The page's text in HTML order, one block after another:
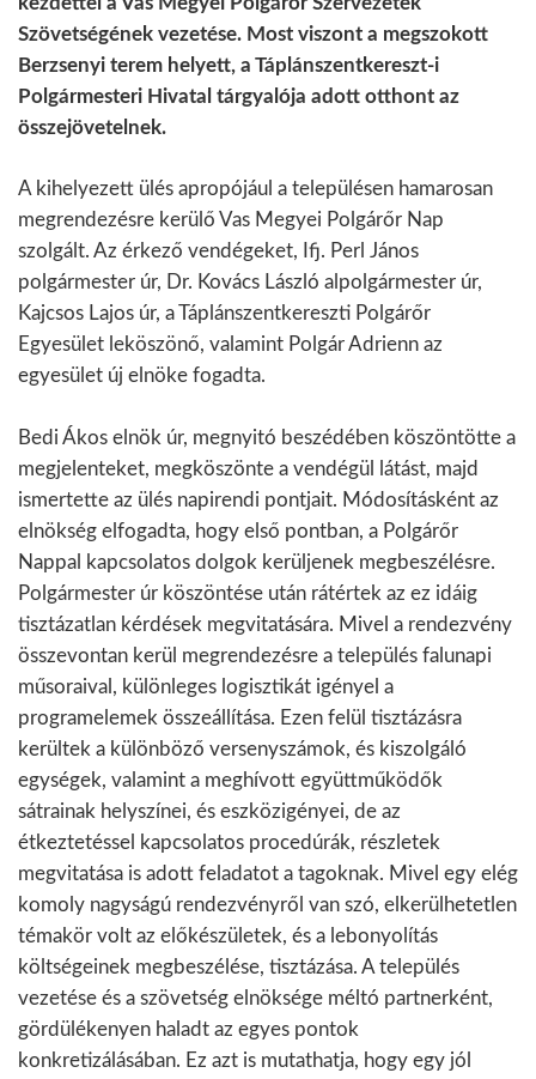
Szövetségének vezetése. Most viszont a megszokott
Berzsenyi terem helyett, a Táplánszentkereszt-i
Polgármesteri Hivatal tárgyalója adott otthont az
összejövetelnek.
A kihelyezett ülés apropójául a településen hamarosan
megrendezésre kerülő Vas Megyei Polgárőr Nap
szolgált. Az érkező vendégeket, Ifj. Perl János
polgármester úr, Dr. Kovács László alpolgármester úr,
Kajcsos Lajos úr, a Táplánszentkereszti Polgárőr
Egyesület leköszönő, valamint Polgár Adrienn az
egyesület új elnöke fogadta.
Bedi Ákos elnök úr, megnyitó beszédében köszöntötte a
megjelenteket, megköszönte a vendégül látást, majd
ismertette az ülés napirendi pontjait. Módosításként az
elnökség elfogadta, hogy első pontban, a Polgárőr
Nappal kapcsolatos dolgok kerüljenek megbeszélésre.
Polgármester úr köszöntése után rátértek az ez idáig
tisztázatlan kérdések megvitatására. Mivel a rendezvény
összevontan kerül megrendezésre a település falunapi
műsoraival, különleges logisztikát igényel a
programelemek összeállítása. Ezen felül tisztázásra
kerültek a különböző versenyszámok, és kiszolgáló
egységek, valamint a meghívott együttműködők
sátrainak helyszínei, és eszközigényei, de az
étkeztetéssel kapcsolatos procedúrák, részletek
megvitatása is adott feladatot a tagoknak. Mivel egy elég
komoly nagyságú rendezvényről van szó, elkerülhetetlen
témakör volt az előkészületek, és a lebonyolítás
költségeinek megbeszélése, tisztázása. A település
vezetése és a szövetség elnöksége méltó partnerként,
gördülékenyen haladt az egyes pontok
konkretizálásában. Ez azt is mutathatja, hogy egy jól